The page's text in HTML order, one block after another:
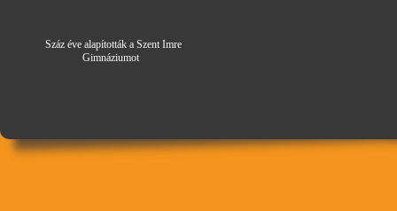
Száz éve alapították a Szent Imre
Gimnáziumot